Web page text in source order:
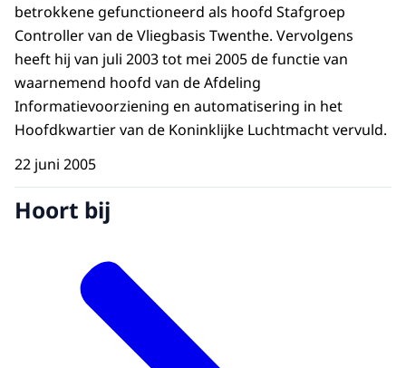
betrokkene gefunctioneerd als hoofd Stafgroep
Controller van de Vliegbasis Twenthe. Vervolgens
heeft hij van juli 2003 tot mei 2005 de functie van
waarnemend hoofd van de Afdeling
Informatievoorziening en automatisering in het
Hoofdkwartier van de Koninklijke Luchtmacht vervuld.
22 juni 2005
Hoort bij